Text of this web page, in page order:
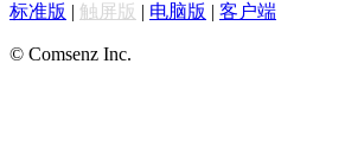
标准版 | 触屏版 | 电脑版 | 客户端
© Comsenz Inc.